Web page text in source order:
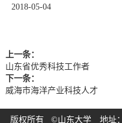
2018-05-04
上一条：
山东省优秀科技工作者
下一条：
威海市海洋产业科技人才
版权所有 ©山东大学 地址